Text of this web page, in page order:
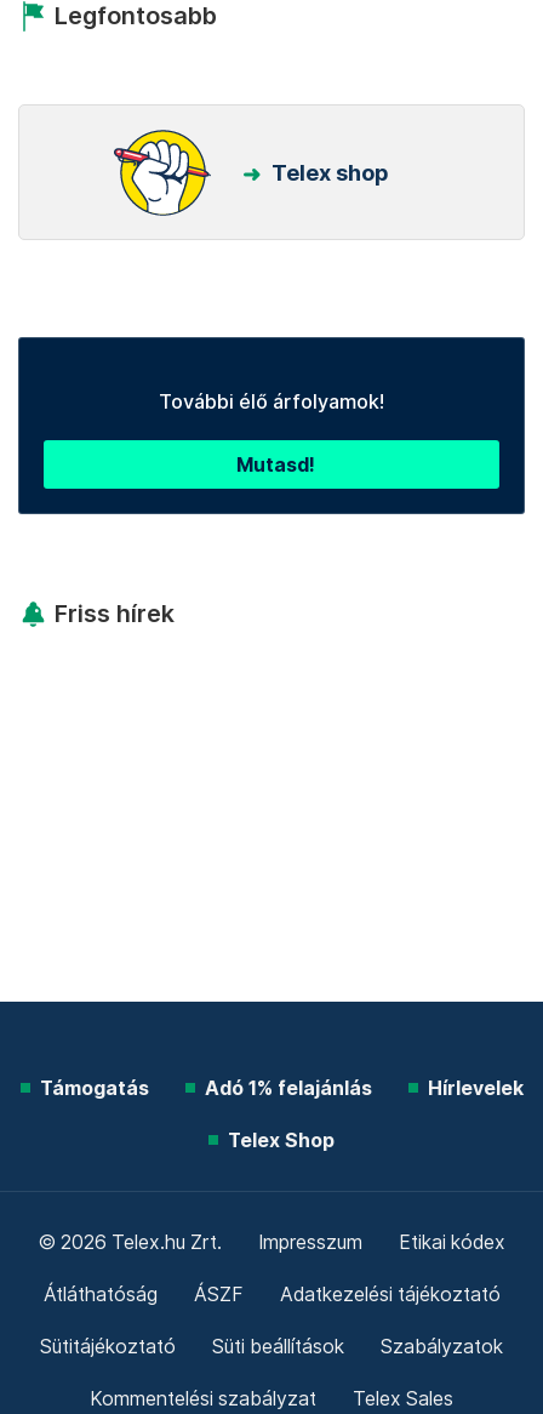
Legfontosabb
Telex shop
További élő árfolyamok!
Mutasd!
Friss hírek
Támogatás Adó 1% felajánlás Hírlevelek
Telex Shop
© 2026 Telex.hu Zrt. Impresszum Etikai kódex
Átláthatóság ÁSZF Adatkezelési tájékoztató
Sütitájékoztató Süti beállítások Szabályzatok
Kommentelési szabályzat Telex Sales